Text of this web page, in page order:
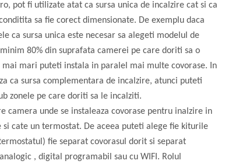
pot fi utilizate atat ca sursa unica de incalzire cat si ca
sa fie corect dimensionate. De exemplu daca
ca sursa unica este necesar sa alegeti modelul de
80% din suprafata camerei pe care doriti sa o
mari puteti instala in paralel mai multe covorase. In
ca sursa complementara de incalzire, atunci puteti
zonele pe care doriti sa le incalziti.
camera unde se instaleaza covorase pentru inalzire in
si cate un termostat. De aceea puteti alege fie kiturile
fie separat covorasul dorit si separat
, digital programabil sau cu WIFI. Rolul